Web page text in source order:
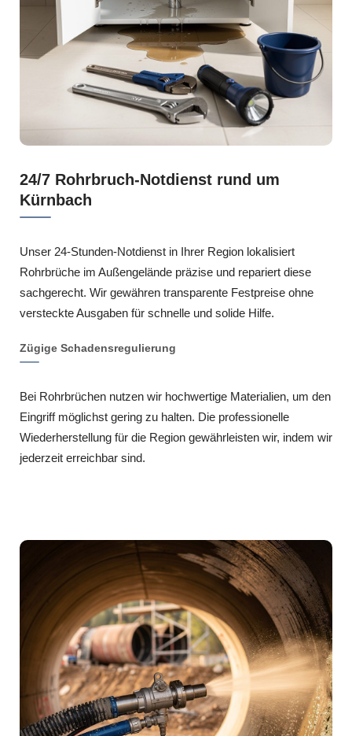
24/7 Rohrbruch-Notdienst rund um
Kürnbach
Unser 24-Stunden-Notdienst in Ihrer Region lokalisiert
Rohrbrüche im Außengelände präzise und repariert diese
sachgerecht. Wir gewähren transparente Festpreise ohne
versteckte Ausgaben für schnelle und solide Hilfe.
Zügige Schadensregulierung
Bei Rohrbrüchen nutzen wir hochwertige Materialien, um den
Eingriff möglichst gering zu halten. Die professionelle
Wiederherstellung für die Region gewährleisten wir, indem wir
jederzeit erreichbar sind.